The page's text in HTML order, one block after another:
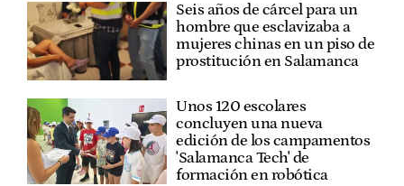
Seis años de cárcel para un
hombre que esclavizaba a
mujeres chinas en un piso de
prostitución en Salamanca
Unos 120 escolares
concluyen una nueva
edición de los campamentos
'Salamanca Tech' de
formación en robótica